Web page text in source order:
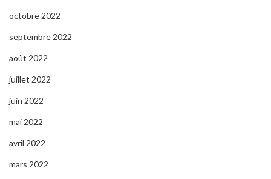
octobre 2022
septembre 2022
août 2022
juillet 2022
juin 2022
mai 2022
avril 2022
mars 2022